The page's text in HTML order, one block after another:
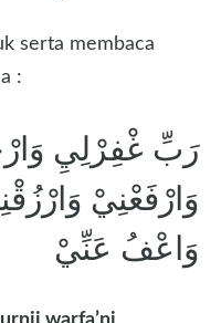
serta membaca
:
رَبِّ غْفِرْلِيِ
وَارْفَعْنِيْ
وَاعْفُ عَنِّيْ